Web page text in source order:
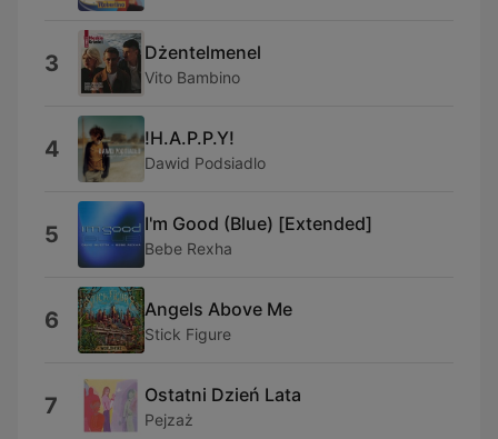
3 Dżentelmenel
Vito Bambino
4 !H.A.P.P.Y!
Dawid Podsiadlo
5 I'm Good (Blue) [Extended]
Bebe Rexha
6 Angels Above Me
Stick Figure
7 Ostatni Dzień Lata
Pejzaż